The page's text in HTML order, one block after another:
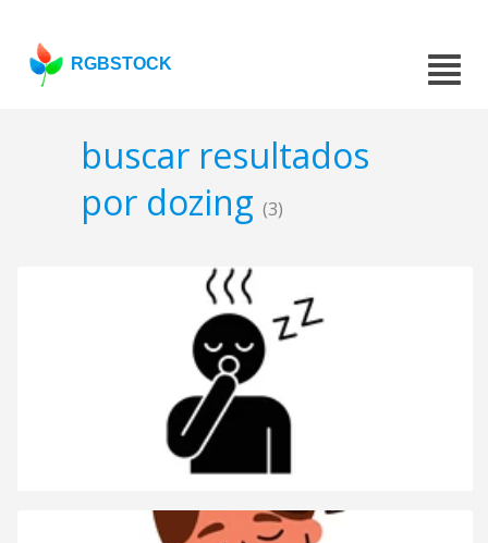
RGBSTOCK
buscar resultados
por dozing (3)